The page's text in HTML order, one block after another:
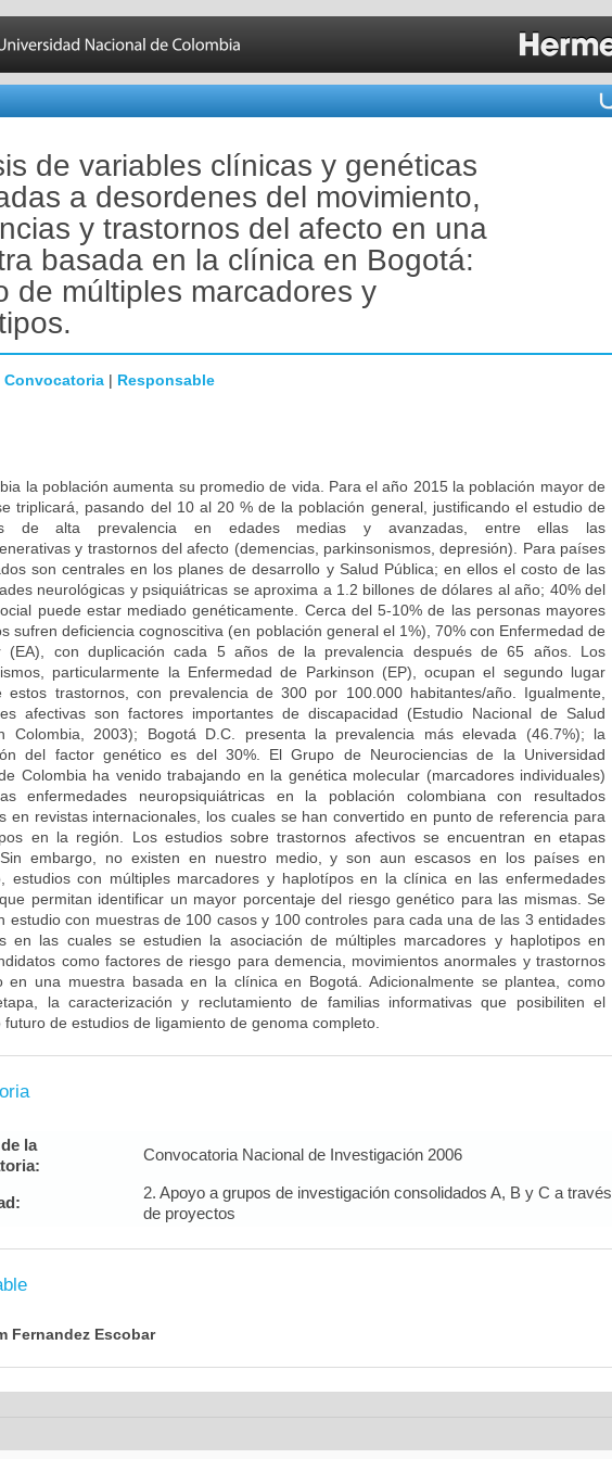
de variables clínicas y genéticas
a desordenes del movimiento,
y trastornos del afecto en una
basada en la clínica en Bogotá:
de múltiples marcadores y
Convocatoria | Responsable
la población aumenta su promedio de vida. Para el año 2015 la población mayor de
triplicará, pasando del 10 al 20 % de la población general, justificando el estudio de
de alta prevalencia en edades medias y avanzadas, entre ellas las
y trastornos del afecto (demencias, parkinsonismos, depresión). Para países
son centrales en los planes de desarrollo y Salud Pública; en ellos el costo de las
neurológicas y psiquiátricas se aproxima a 1.2 billones de dólares al año; 40% del
puede estar mediado genéticamente. Cerca del 5-10% de las personas mayores
sufren deficiencia cognoscitiva (en población general el 1%), 70% con Enfermedad de
(EA), con duplicación cada 5 años de la prevalencia después de 65 años. Los
particularmente la Enfermedad de Parkinson (EP), ocupan el segundo lugar
estos trastornos, con prevalencia de 300 por 100.000 habitantes/año. Igualmente,
afectivas son factores importantes de discapacidad (Estudio Nacional de Salud
Colombia, 2003); Bogotá D.C. presenta la prevalencia más elevada (46.7%); la
del factor genético es del 30%. El Grupo de Neurociencias de la Universidad
Colombia ha venido trabajando en la genética molecular (marcadores individuales)
enfermedades neuropsiquiátricas en la población colombiana con resultados
en revistas internacionales, los cuales se han convertido en punto de referencia para
en la región. Los estudios sobre trastornos afectivos se encuentran en etapas
embargo, no existen en nuestro medio, y son aun escasos en los países en
estudios con múltiples marcadores y haplotípos en la clínica en las enfermedades
permitan identificar un mayor porcentaje del riesgo genético para las mismas. Se
estudio con muestras de 100 casos y 100 controles para cada una de las 3 entidades
en las cuales se estudien la asociación de múltiples marcadores y haplotipos en
como factores de riesgo para demencia, movimientos anormales y trastornos
en una muestra basada en la clínica en Bogotá. Adicionalmente se plantea, como
la caracterización y reclutamiento de familias informativas que posibiliten el
futuro de estudios de ligamiento de genoma completo.
la
Convocatoria Nacional de Investigación 2006
2. Apoyo a grupos de investigación consolidados A, B y C a través
de proyectos
Fernandez Escobar